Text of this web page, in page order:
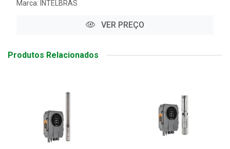
Marca: INTELBRAS
VER PREÇO
Produtos Relacionados